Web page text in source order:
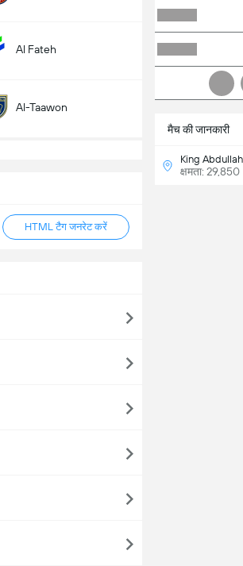
Al Fateh
Al-Taawon
HTML टैग जनरेट करें
मैच की जानकारी
King
क्षमता: 29,850